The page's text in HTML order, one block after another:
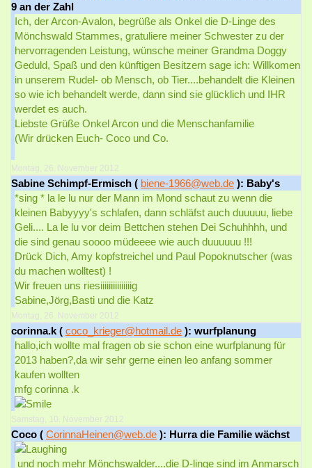
9 an der Zahl
Ich, der Arcon-Avalon, begrüße als Onkel die D-Linge des
Mönchswald Stammes, gratuliere meiner Schwester zu der
hervorragenden Leistung, wünsche meiner Grandma Doggy
Geduld, Spaß und den künftigen Besitzern sage ich: Willkomen
in unserem Rudel- ob Mensch, ob Tier....behandelt die Kleinen
so wie ich behandelt werde, dann sind sie glücklich und IHR
werdet es auch.
Liebste Grüße Onkel Arcon und die Menschanfamilie
(Wir drücken Euch- Coco und Co.
Montag, 26. November 2012
Sabine Schimpf-Ermisch ( biene-1966@web.de ): Baby's
*sing * la le lu nur der Mann im Mond schaut zu wenn die
kleinen Babyyyy's schlafen, dann schläfst auch duuuuu, liebe
Geli.... La le lu vor deim Bettchen stehen Dei Schuhhhh, und
die sind genau soooo müdeeee wie auch duuuuuu !!!
Drück Dich, Amy kopfstreichel und Paul Popoknutscher (was
du machen wolltest) !
Wir freuen uns riesiiiiiiiiiiiiiiig
Sabine,Jörg,Basti und die Katz
Montag, 26. November 2012
corinna.k ( coco_krieger@hotmail.de ): wurfplanung
hallo,ich wollte mal fragen ob sie schon eine wurfplanung für
2013 haben?,da wir sehr gerne einen leo anfang sommer
kaufen wollten
mfg corinna .k
Samstag, 10. November 2012
Coco ( CorinnaHeinen@web.de ): Hurra die Familie wächst
und noch mehr Mönchswalder....die D-linge sind im Anmarsch